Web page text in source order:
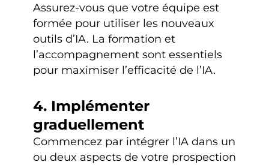
Assurez-vous que votre équipe est
formée pour utiliser les nouveaux
outils d’IA. La formation et
l’accompagnement sont essentiels
pour maximiser l’efficacité de l’IA.
4. Implémenter
graduellement
Commencez par intégrer l’IA dans un
ou deux aspects de votre prospection